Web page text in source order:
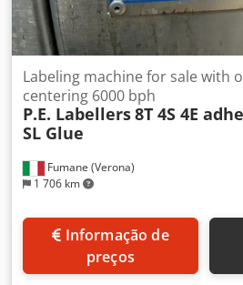
Fumane (Verona)
1 706 km
Labeling machine for sale with
centering 6000 bph
P.E. Labellers8T 4S 4E
SL Glue
preços